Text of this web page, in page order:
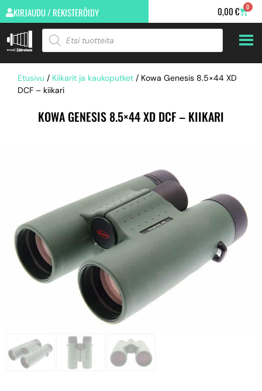
KIRJAUDU / REKISTERÖIDY 0,00€ 0
Etusivu / Kiikarit ja kaukoputket / Kowa Genesis 8.5×44 XD
DCF – kiikari
KOWA GENESIS 8.5×44 XD DCF – KIIKARI